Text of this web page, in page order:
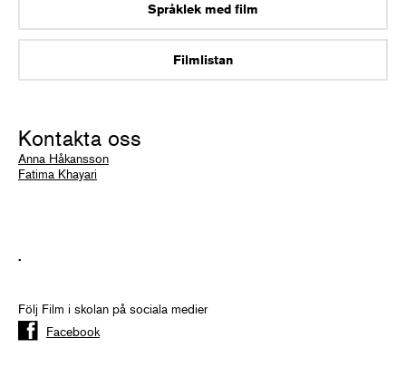
Språklek med film
Filmlistan
Kontakta oss
Anna Håkansson
Fatima Khayari
.
Följ Film i skolan på sociala medier
Facebook